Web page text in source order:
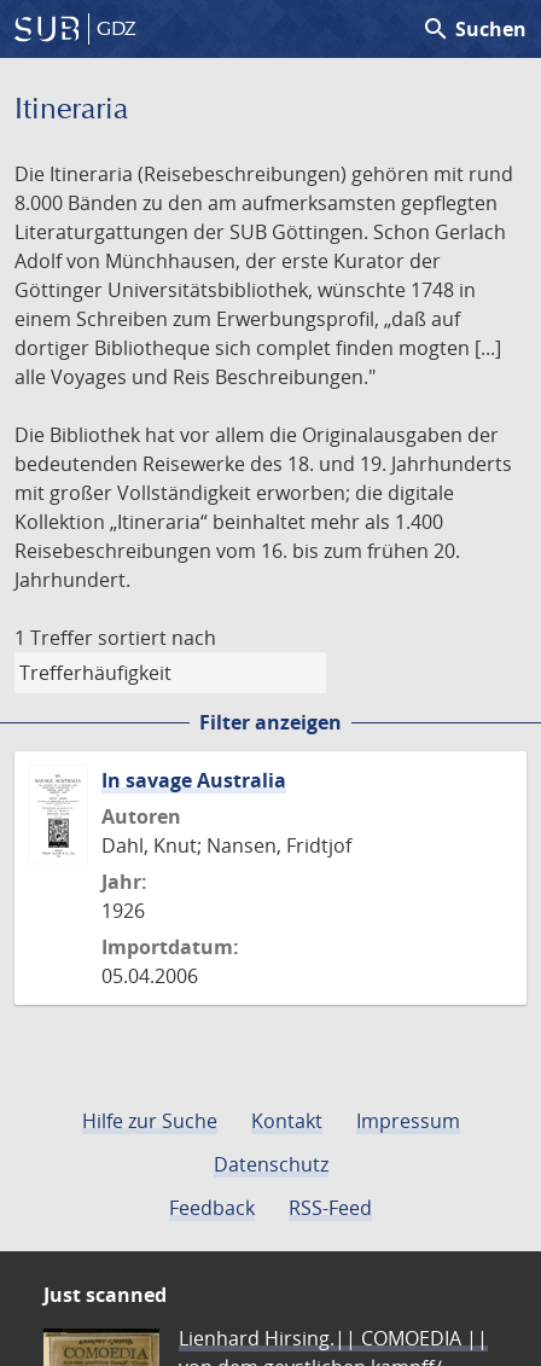
GDZ search Suchen
Itineraria
Die Itineraria (Reisebeschreibungen) gehören mit rund
8.000 Bänden zu den am aufmerksamsten gepflegten
Literaturgattungen der SUB Göttingen. Schon Gerlach
Adolf von Münchhausen, der erste Kurator der
Göttinger Universitätsbibliothek, wünschte 1748 in
einem Schreiben zum Erwerbungsprofil, „daß auf
dortiger Bibliotheque sich complet finden mogten [...]
alle Voyages und Reis Beschreibungen."
Die Bibliothek hat vor allem die Originalausgaben der
bedeutenden Reisewerke des 18. und 19. Jahrhunderts
mit großer Vollständigkeit erworben; die digitale
Kollektion „Itineraria“ beinhaltet mehr als 1.400
Reisebeschreibungen vom 16. bis zum frühen 20.
Jahrhundert.
1 Treffer sortiert nach
Filter anzeigen
In savage Australia
Autoren
Dahl, Knut; Nansen, Fridtjof
Jahr:
1926
Importdatum:
05.04.2006
Hilfe zur Suche Kontakt
Impressum
Datenschutz
Feedback
RSS-Feed
Just scanned
Lienhard Hirsing.|| COMOEDIA ||